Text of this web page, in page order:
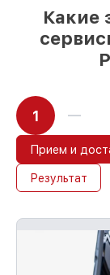
Какие
1
Прием и
Результат